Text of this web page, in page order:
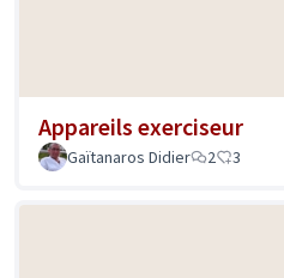
Appareils exerciseur
Gaïtanaros Didier
2 3